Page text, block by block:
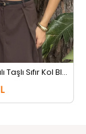
Kadın Likralı Taşlı Sıfır Kol Bluz Beyaz